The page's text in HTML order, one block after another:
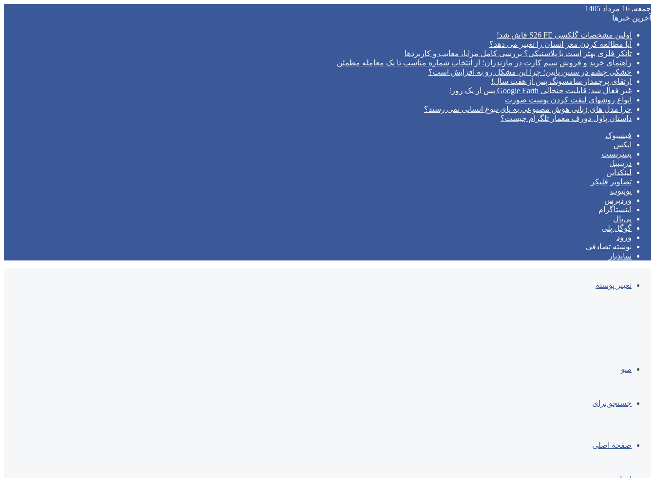
جمعه, 16 مرداد 1405
آخرین خبرها
اولین مشخصات گلکسی S26 FE فاش شد!
آیا مطالعه کردن مغز انسان را تغییر می‌ دهد؟
تانکر فلزی بهتر است یا پلاستیکی؟ بررسی کامل مزایا، معایب و کاربردها
راهنمای خرید و فروش سیم کارت در مازندران؛ از انتخاب شماره مناسب تا یک معامله مطمئن
خشکی چشم در سنین پایین؛ چرا این مشکل رو به افزایش است؟
ارتقای پرچمدار سامسونگ پس از هفت سال!
غیر فعال شد: قابلیت جنجالی Google Earth پس از یک روز!
انواع روشهای لیفت کردن پوست صورت
چرا مدل‌ های زبانی هوش مصنوعی به پای نبوغ انسانی نمی‌ رسند؟
داستان پاول دورف معمار تلگرام چیست؟
فیسبوک
ایکس
پینتریست
دریبببل
لینکداین
تصاویر فلیکر
یوتیوب
وردپرس
اینستاگرام
پی‌پال
گوگل پلی
ورود
نوشته تصادفی
سایدبار
تغییر پوسته
منو
جستجو برای
صفحه اصلی